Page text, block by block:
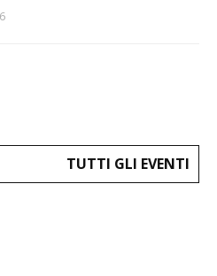
TUTTI GLI EVENTI